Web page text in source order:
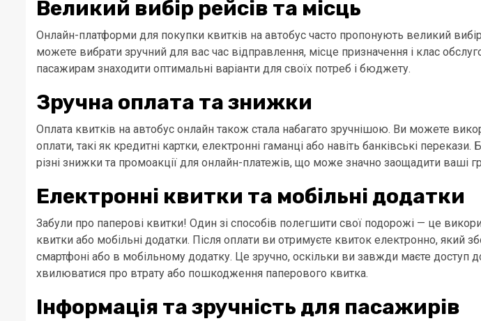
Великий вибір рейсів та місць
Онлайн-платформи для покупки квитків на автобус часто пропонують великий вибір
можете вибрати зручний для вас час відправлення, місце призначення і клас
пасажирам знаходити оптимальні варіанти для своїх потреб і бюджету.
Зручна оплата та знижки
Оплата квитків на автобус онлайн також стала набагато зручнішою. Ви можете
оплати, такі як кредитні картки, електронні гаманці або навіть банківські
різні знижки та промоакції для онлайн-платежів, що може значно заощадити ваші
Електронні квитки та мобільні додатки
Забули про паперові квитки! Один зі способів полегшити свої подорожі — це
квитки або мобільні додатки. Після оплати ви отримуєте квиток електронно, який
смартфоні або в мобільному додатку. Це зручно, оскільки ви завжди маєте доступ
хвилюватися про втрату або пошкодження паперового квитка.
Інформація та зручність для пасажирів